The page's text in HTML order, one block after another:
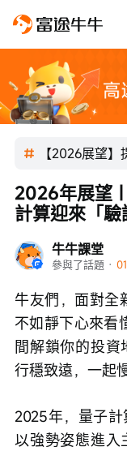
【2026展望
牛牛課堂
參與了話題 ·
2026年展望
計算迎來「驗
牛友們，面對全
不如靜下心來看
間解鎖你的投資
行穩致遠，一起
2025年，量子計
以強勢姿態進入